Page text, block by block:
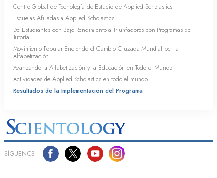
Centro Global de Tecnología de Estudio de Applied Scholastics
Escuelas Afiliadas a Applied Scholastics
De Estudiantes con Bajo Rendimiento a Triunfadores con Programas de
Tutoría
Movimiento Popular Enciende el Cambio Cruzada Mundial por la
Alfabetización
Avanzando la Alfabetización y la Educación en Todo el Mundo
Actividades de Applied Scholastics en todo el mundo
Resultados de la Implementación del Programa
SÍGUENOS